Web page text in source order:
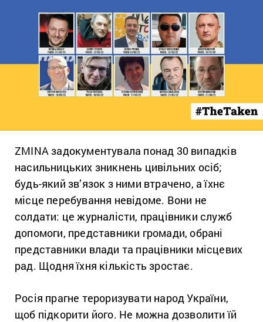
ZMINA задокументувала понад 30 випадків
насильницьких зникнень цивільних осіб;
будь-який зв’язок з ними втрачено, а їхнє
місце перебування невідоме. Вони не
солдати: це журналісти, працівники служб
допомоги, представники громади, обрані
представники влади та працівники місцевих
рад. Щодня їхня кількість зростає.
Росія прагне тероризувати народ України,
щоб підкорити його. Не можна дозволити їй